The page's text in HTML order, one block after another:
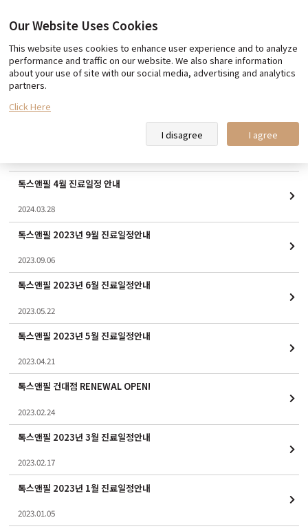
Our promise Team Toxnfill
Toxnfill Clips
Notice
톡스앤필 4월 진료일정 안내
2024.03.28
톡스앤필 2023년 9월 진료일정안내
2023.09.06
톡스앤필 2023년 6월 진료일정안내
2023.05.22
톡스앤필 2023년 5월 진료일정안내
2023.04.21
톡스앤필 건대점 RENEWAL OPEN!
2023.02.24
톡스앤필 2023년 3월 진료일정안내
2023.02.17
톡스앤필 2023년 1월 진료일정안내
2023.01.05
Our Website Uses Cookies
This website uses cookies to enhance user experience and to analyze
performance and traffic on our website. We also share information
about your use of site with our social media, advertising and analytics
partners.
Click Here
I disagree I agree